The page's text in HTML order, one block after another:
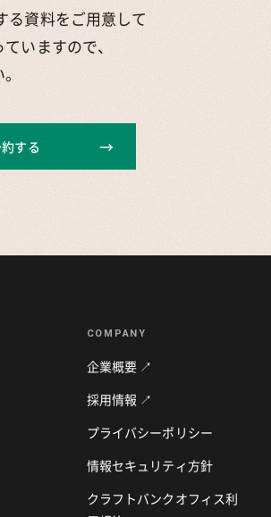
る資料をご用意して
いますので、
する →
COMPANY
企業概要 ↗
採用情報 ↗
プライバシーポリシー
情報セキュリティ方針
クラフトバンクオフィス利